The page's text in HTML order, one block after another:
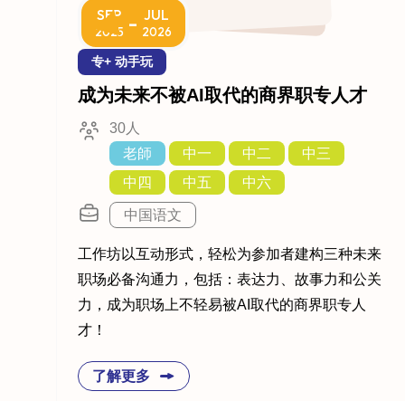
SEP
2025 - JUL
2026
专+ 动手玩
成为未来不被AI取代的商界职专人才
30人
老師
中一 中二
中三
中四
中五 中六
中国语文
工作坊以互动形式，轻松为参加者建构三种未来
职场必备沟通力，包括：表达力、故事力和公关
力，成为职场上不轻易被AI取代的商界职专人
才！
了解更多